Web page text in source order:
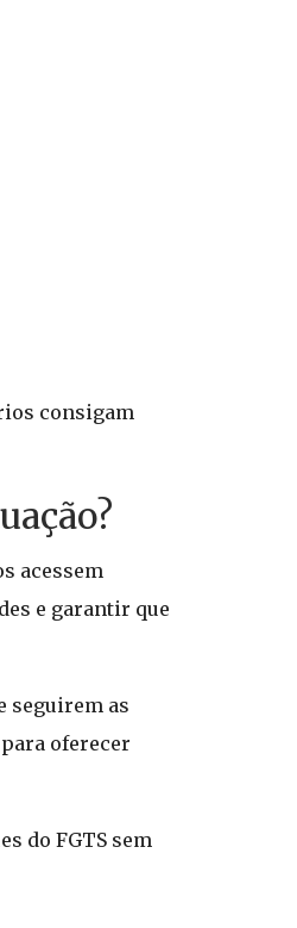
consigam
acessem
e garantir que
seguirem as
oferecer
do FGTS sem